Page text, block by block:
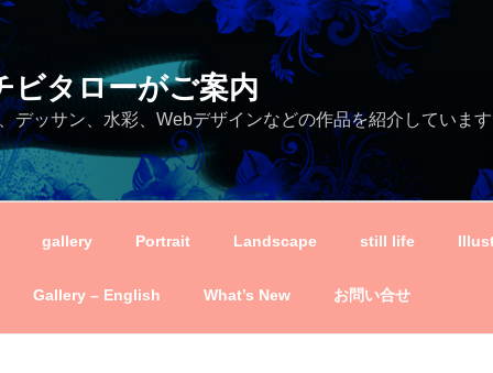
タローがご案内
デッサン、水彩、Webデザインなどの作品を紹介しています
gallery Portrait Landscape still life
Gallery – English What’s New お問い合せ